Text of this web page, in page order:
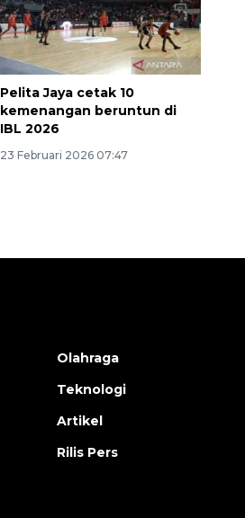
Pelita Jaya cetak 10
kemenangan beruntun di
IBL 2026
23 Februari 2026 07:47
Olahraga
Teknologi
Artikel
Rilis Pers